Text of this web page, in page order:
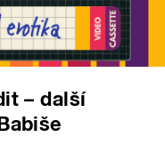
– další